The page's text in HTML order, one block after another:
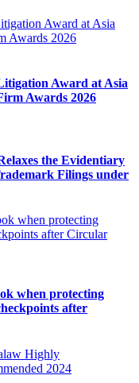
Award at Asia
Awards 2026
the Evidentiary
Filings under
when protecting
after